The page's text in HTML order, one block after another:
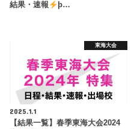
結果・速報
þ…
東海大会
2025.1.1
【結果一覧】春季東海大会2024